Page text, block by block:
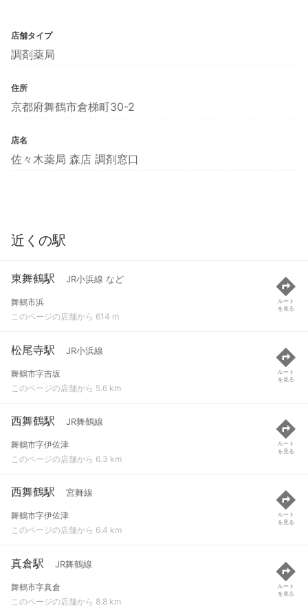
店舗タイプ
調剤薬局
住所
京都府舞鶴市倉梯町30-2
店名
佐々木薬局 森店 調剤窓口
近くの駅
東舞鶴駅 JR小浜線 など
舞鶴市浜
このページの店舗から 614 m
ルート
を見る
松尾寺駅 JR小浜線
舞鶴市字吉坂
このページの店舗から 5.6 km
ルート
を見る
西舞鶴駅 JR舞鶴線
舞鶴市字伊佐津
このページの店舗から 6.3 km
ルート
を見る
西舞鶴駅 宮舞線
舞鶴市字伊佐津
このページの店舗から 6.4 km
ルート
を見る
真倉駅 JR舞鶴線
舞鶴市字真倉
このページの店舗から 8.8 km
ルート
を見る